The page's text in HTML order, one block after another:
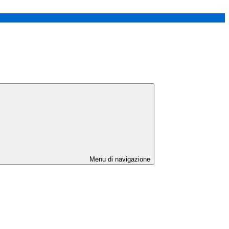
Menu di navigazione